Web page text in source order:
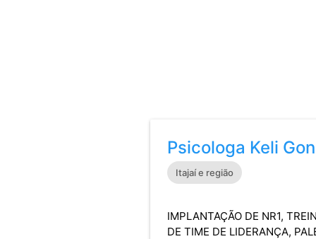
Psicologa Keli
Itajaí e região
IMPLANTAÇÃO DE NR1,
DE TIME DE LIDERANÇA,